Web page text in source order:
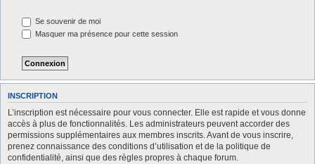
Se souvenir de moi
Masquer ma présence pour cette session
INSCRIPTION
L’inscription est nécessaire pour vous connecter. Elle est rapide et vous donne
accès à plus de fonctionnalités. Les administrateurs peuvent accorder des
permissions supplémentaires aux membres inscrits. Avant de vous inscrire,
prenez connaissance des conditions d’utilisation et de la politique de
confidentialité, ainsi que des règles propres à chaque forum.